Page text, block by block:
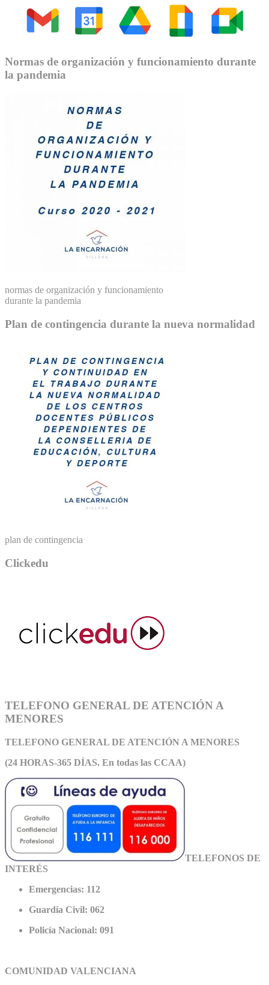
Normas de organización y funcionamiento durante
la pandemia
normas de organización y funcionamiento
durante la pandemia
Plan de contingencia durante la nueva normalidad
plan de contingencia
Clickedu
TELEFONO GENERAL DE ATENCIÓN A
MENORES
TELEFONO GENERAL DE ATENCIÓN A MENORES
(24 HORAS-365 DÍAS. En todas las CCAA)
TELEFONOS DE
INTERÉS
Emergencias: 112
Guardia Civil: 062
Policía Nacional: 091
COMUNIDAD VALENCIANA